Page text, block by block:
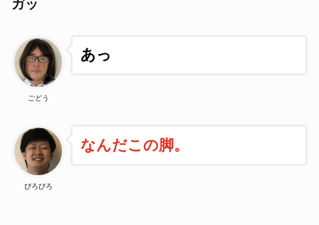
ガッ
ごどう
あっ
ぴろぴろ
なんだこの脚。